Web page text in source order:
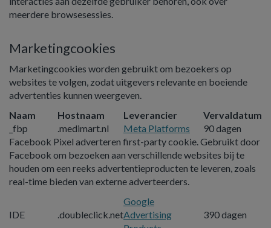
meerdere browsesessies.
Marketingcookies
Marketingcookies worden gebruikt om bezoekers op
websites te volgen, zodat uitgevers relevante en boeiende
advertenties kunnen weergeven.
Naam
Hostnaam Leverancier
Vervaldatum
_fbp
.medimart.nl Meta Platforms
90 dagen
Facebook Pixel adverteren first-party cookie. Gebruikt door
Facebook om bezoeken aan verschillende websites bij te
houden om een ​​reeks advertentieproducten te leveren, zoals
real-time bieden van externe adverteerders.
IDE .doubleclick.net
Google
Advertising
390 dagen